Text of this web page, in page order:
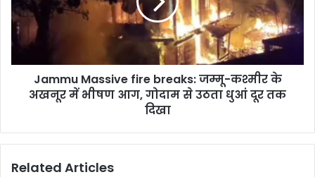
l
c
लि
ब
M
s
s
e
Jammu Massive fire breaks: जम्मू-कश्मीर के
अखनूर में भीषण आग, गोदाम से उठता धुआं दूर तक
दिखा
Related Articles